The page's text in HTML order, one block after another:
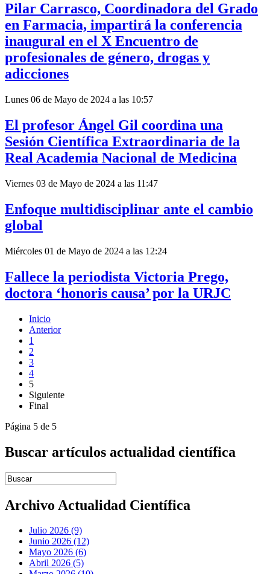
Pilar Carrasco, Coordinadora del Grado
en Farmacia, impartirá la conferencia
inaugural en el X Encuentro de
profesionales de género, drogas y
adicciones
Lunes 06 de Mayo de 2024 a las 10:57
El profesor Ángel Gil coordina una
Sesión Científica Extraordinaria de la
Real Academia Nacional de Medicina
Viernes 03 de Mayo de 2024 a las 11:47
Enfoque multidisciplinar ante el cambio
global
Miércoles 01 de Mayo de 2024 a las 12:24
Fallece la periodista Victoria Prego,
doctora ‘honoris causa’ por la URJC
Inicio
Anterior
1
2
3
4
5
Siguiente
Final
Página 5 de 5
Buscar artículos actualidad científica
Introduce términos de búsqueda
Archivo Actualidad Científica
Julio 2026 (9)
Junio 2026 (12)
Mayo 2026 (6)
Abril 2026 (5)